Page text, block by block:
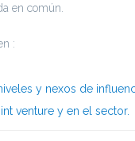
en común.
:
y nexos de
venture y en el sector.